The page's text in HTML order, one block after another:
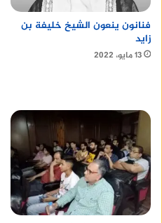
فنانون ينعون الشيخ خليفة بن
زايد
13 مايو، 2022